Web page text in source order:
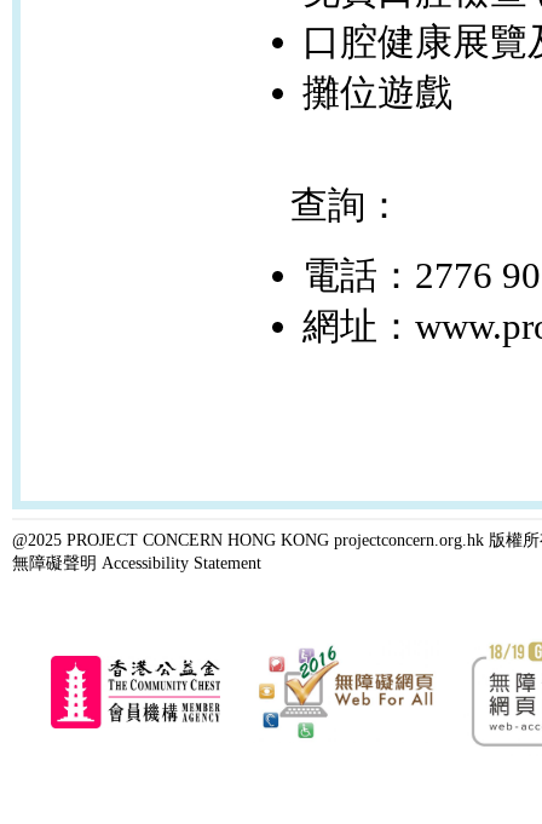
口腔健康展覽
攤位遊戲
查詢：
電話：2776
網址：
@2025 PROJECT CONCERN HONG KONG projectconcern.org.hk 版權
無障礙聲明 Accessibility Statement